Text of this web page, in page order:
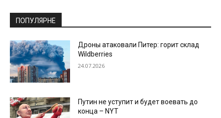
ПОПУЛЯРНЕ
Дроны атаковали Питер: горит склад
Wildberries
24.07.2026
Путин не уступит и будет воевать до
конца – NYT